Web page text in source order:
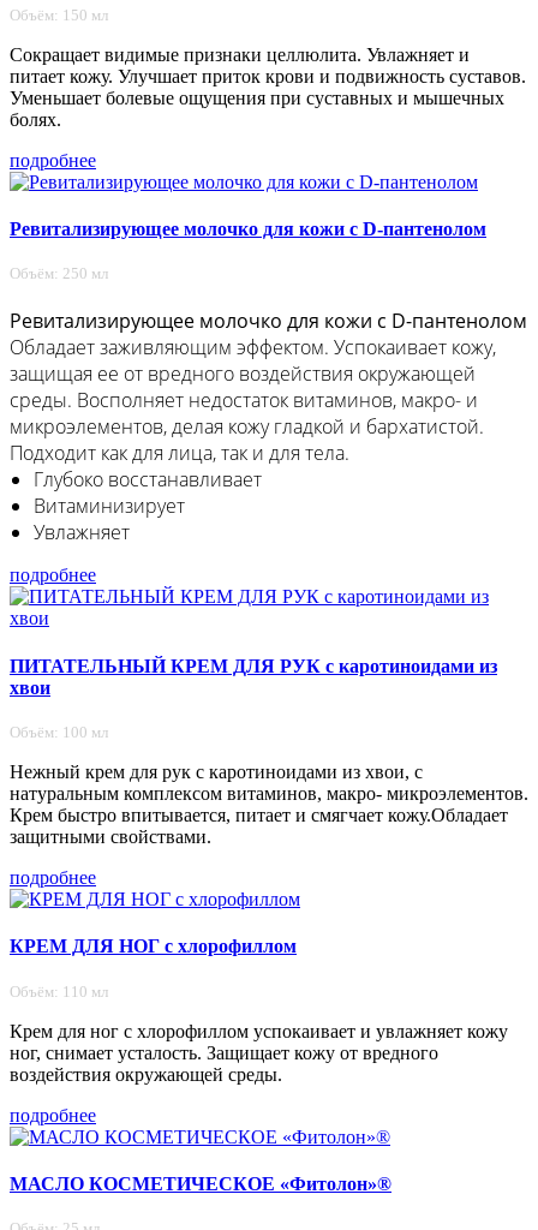
Объём: 150 мл
Сокращает видимые признаки целлюлита. Увлажняет и
питает кожу. Улучшает приток крови и подвижность суставов.
Уменьшает болевые ощущения при суставных и мышечных
болях.
подробнее
Ревитализирующее молочко для кожи с D-пантенолом
Объём: 250 мл
Ревитализирующее молочко для кожи с D-пантенолом
Обладает заживляющим эффектом. Успокаивает кожу,
защищая ее от вредного воздействия окружающей
среды. Восполняет недостаток витаминов, макро- и
микроэлементов, делая кожу гладкой и бархатистой.
Подходит как для лица, так и для тела.
Глубоко восстанавливает
Витаминизирует
Увлажняет
подробнее
ПИТАТЕЛЬНЫЙ КРЕМ ДЛЯ РУК с каротиноидами из
хвои
Объём: 100 мл
Нежный крем для рук с каротиноидами из хвои, с
натуральным комплексом витаминов, макро- микроэлементов.
Крем быстро впитывается, питает и смягчает кожу.Обладает
защитными свойствами.
подробнее
КРЕМ ДЛЯ НОГ с хлорофиллом
Объём: 110 мл
Крем для ног с хлорофиллом успокаивает и увлажняет кожу
ног, снимает усталость. Защищает кожу от вредного
воздействия окружающей среды.
подробнее
МАСЛО КОСМЕТИЧЕСКОЕ «Фитолон»®